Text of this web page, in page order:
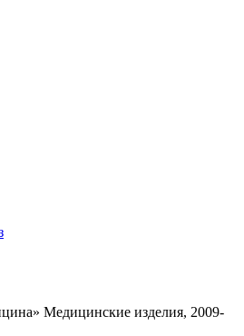
Медицинские изделия, 2009-